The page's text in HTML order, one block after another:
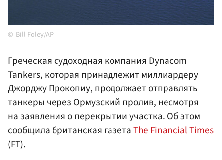
Bill Foley/AP
Греческая судоходная компания Dynacom
Tankers, которая принадлежит миллиардеру
Джорджу Прокопиу, продолжает отправлять
танкеры через Ормузский пролив, несмотря
на заявления о перекрытии участка. Об этом
сообщила британская газетаThe Financial Times
(FT).